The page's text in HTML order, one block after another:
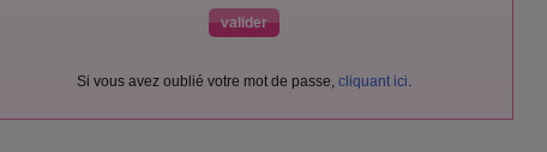
Si vous avez oublié votre mot de passe, cliquant ici.